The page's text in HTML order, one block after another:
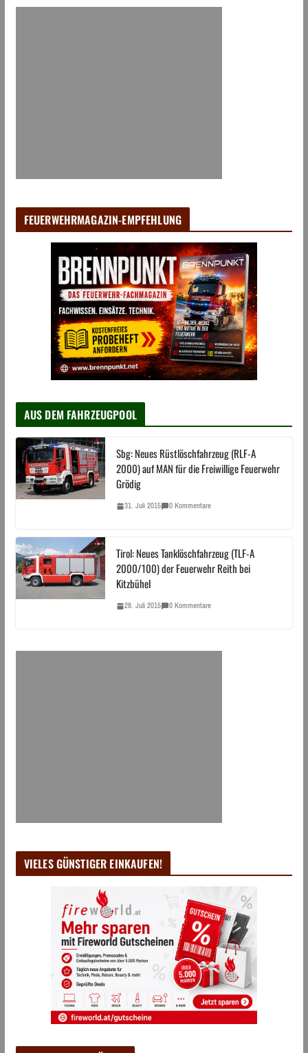
FEUERWEHRMAGAZIN-EMPFEHLUNG
AUS DEM FAHRZEUGPOOL
Sbg: Neues Rüstlöschfahrzeug (RLF-A
2000) auf MAN für die Freiwillige Feuerwehr
Grödig
31. Juli 2015 0 Kommentare
Tirol: Neues Tanklöschfahrzeug (TLF-A
2000/100) der Feuerwehr Reith bei
Kitzbühel
28. Juli 2015 0 Kommentare
VIELES GÜNSTIGER EINKAUFEN!